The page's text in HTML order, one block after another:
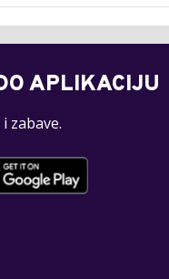
APLIKACIJU
zabave.